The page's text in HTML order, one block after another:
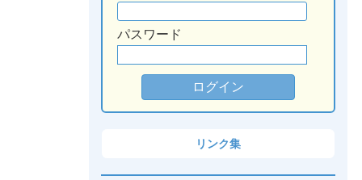
パスワード
リンク集